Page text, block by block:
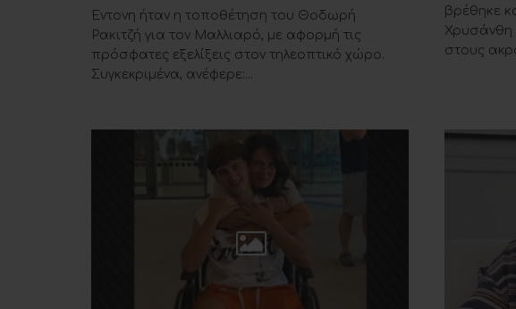
Έντονη ήταν η τοποθέτηση του Θοδωρή
Ρακιτζή για τον Μαλλιαρό, με αφορμή τις
πρόσφατες εξελίξεις στον τηλεοπτικό χώρο.
Συγκεκριμένα, ανέφερε:...
βρέθηκε
Χρυσάνθη
στους